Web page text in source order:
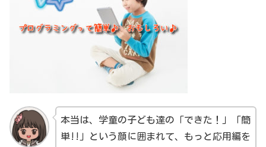
本当は、学童の子ども達の「できた！」「簡
単!!」という顔に囲まれて、もっと応用編を